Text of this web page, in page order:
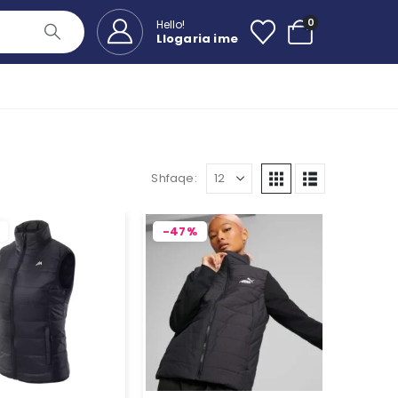
Hello!
Llogaria ime
0
Shfaqe:
-47%